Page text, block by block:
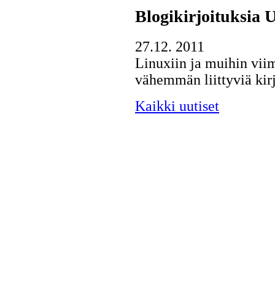
Blogikirjoituksia
27.12. 2011
Linuxiin ja muihin
vähemmän liittyviä
Kaikki uutiset